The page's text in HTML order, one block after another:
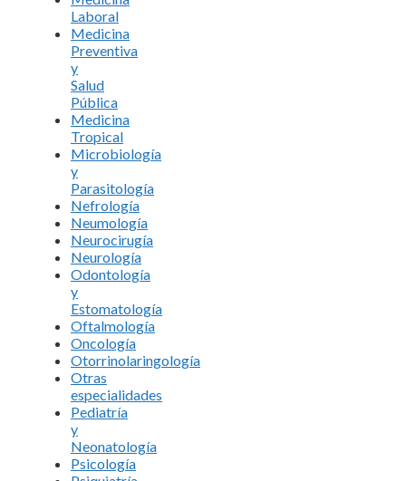
Laboral
Medicina
Preventiva
y
Salud
Pública
Medicina
Tropical
Microbiología
y
Parasitología
Nefrología
Neumología
Neurocirugía
Neurología
Odontología
y
Estomatología
Oftalmología
Oncología
Otorrinolaringología
Otras
especialidades
Pediatría
y
Neonatología
Psicología